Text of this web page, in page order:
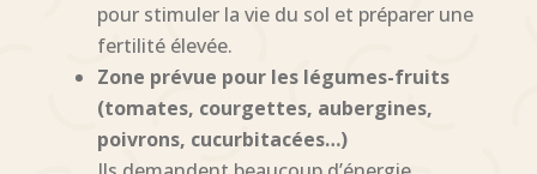
pour stimuler la vie du sol et préparer une
fertilité élevée.
Zone prévue pour les légumes-fruits
(tomates, courgettes, aubergines,
poivrons, cucurbitacées…)